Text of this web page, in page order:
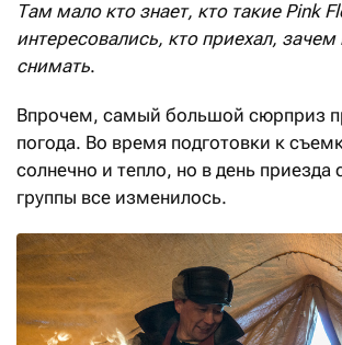
Там мало кто знает, кто такие Pink
интересовались, кто приехал, зачем
снимать.
Впрочем, самый большой сюрприз
погода. Во время подготовки к
солнечно и тепло, но в день приезда
группы все изменилось.